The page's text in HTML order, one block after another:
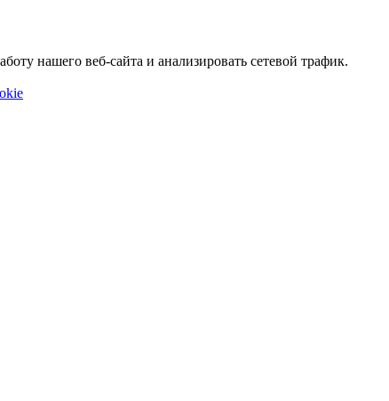
нашего веб-сайта и анализировать сетевой трафик.